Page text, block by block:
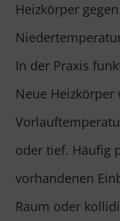
Heizkörper
In der Praxis
Neue
oder tief. Häufig
vorhandenen
Raum oder